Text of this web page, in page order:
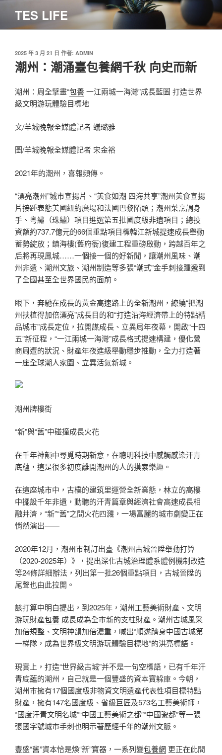
主
TES LIFE
發
佈
於
2025 年 3 月 21 日 作者: ADMIN
潮州：潮涌臺包養網千秋 向史而新
潮州：周全擘畫“包養一江兩城一海灣”成長藍圖 打造世界
級文明游玩體驗目標地
文/羊城晚報全媒體記者 蟻璐雅
圖/羊城晚報全媒體記者 宋金裕
2021年的潮州，喜報頻傳。
“漂亮潮州”城市宣揚片、“美食如潮 四海共享”潮州美食宣揚
片接踵表態美國紐約廣場和法國巴黎陌頭；潮州菜烹調身
手、粵繡（珠繡）項目進選第五批國度級非遺項目；總投
資額約737.7億元的66個重點項目標韓江新城提速成長舉動
蓄勢綻放；鎮海樓(舊府衙)復建工程重磅啟動，跨越百年之
后將再現鳳城……一個接一個的好新聞，讓潮州風味、潮
州非遺、潮州文旅、潮州制造等多張“潮式”金手刺接踵遞到
了全國甚至全世界國民的面前。
眼下，奔馳在成長的黃金高速路上的全新潮州，繚繞“把潮
州扶植得加倍漂亮”成長目的和“打造沿海經濟帶上的特點精
品城市”成長定位，拉開謀成長、立異局年夜幕，開啟“十四
五”新征程，“一江兩城一海灣”成長格式提速構建，優化營
商周遭的狀況、財產年夜進級舉動穩步推動，全力打造著
一座全球潮人家園、立異活氣新城。
潮州牌樓街
“新”與“舊”中碰撞成長火花
在千年神韻中尋覓時期新意，在聰明科技中感觸感染汗青
底蘊，這是很多初度離開潮州的人的摸索樂趣。
在這座城市中，古樸的建筑里運營全新業態，林立的高樓
中擺設千年非遺，動聽的汗青篇章與經濟社會高速成長相
融并濟，“新”“舊”之間火花四濺，一場富麗的城市劇變正在
悄然演出——
2020年12月，潮州市制訂出臺《潮州古城晉陞舉動打算
（2020-2025年）》，提出深化古城治理體系體例機制改造
等24條詳細辦法，列出第一批26個重點項目，古城晉陞的
尾聲也由此拉開。
該打算中明白提出，到2025年，潮州工藝美術財產、文明
游玩財產包養 成長成為全市新的支柱財產。潮州古城風采
加倍規整、文明神韻加倍濃重，喊出“順遂躋身中國古城第
一梯隊，成為世界級文明游玩體驗目標地”的洪亮標語。
現實上，打造“世界級古城”并不是一句空標語，已有千年汗
青底蘊的潮州，自己就是一個豐盛的資本寶躲庫。今朝，
潮州市擁有17個國度級非物資文明遺產代表性項目標特點
財產，擁有147名國度級、省級巨匠及573名工藝美術師，
“國度汗青文明名城”“中國工藝美術之都”“中國瓷都”等一張
張國字號城市手刺也明示著歷經千年的潮州文脈。
豐盛“舊”資本恰是煥“新”寶器，一系列變包養網 更正在此間